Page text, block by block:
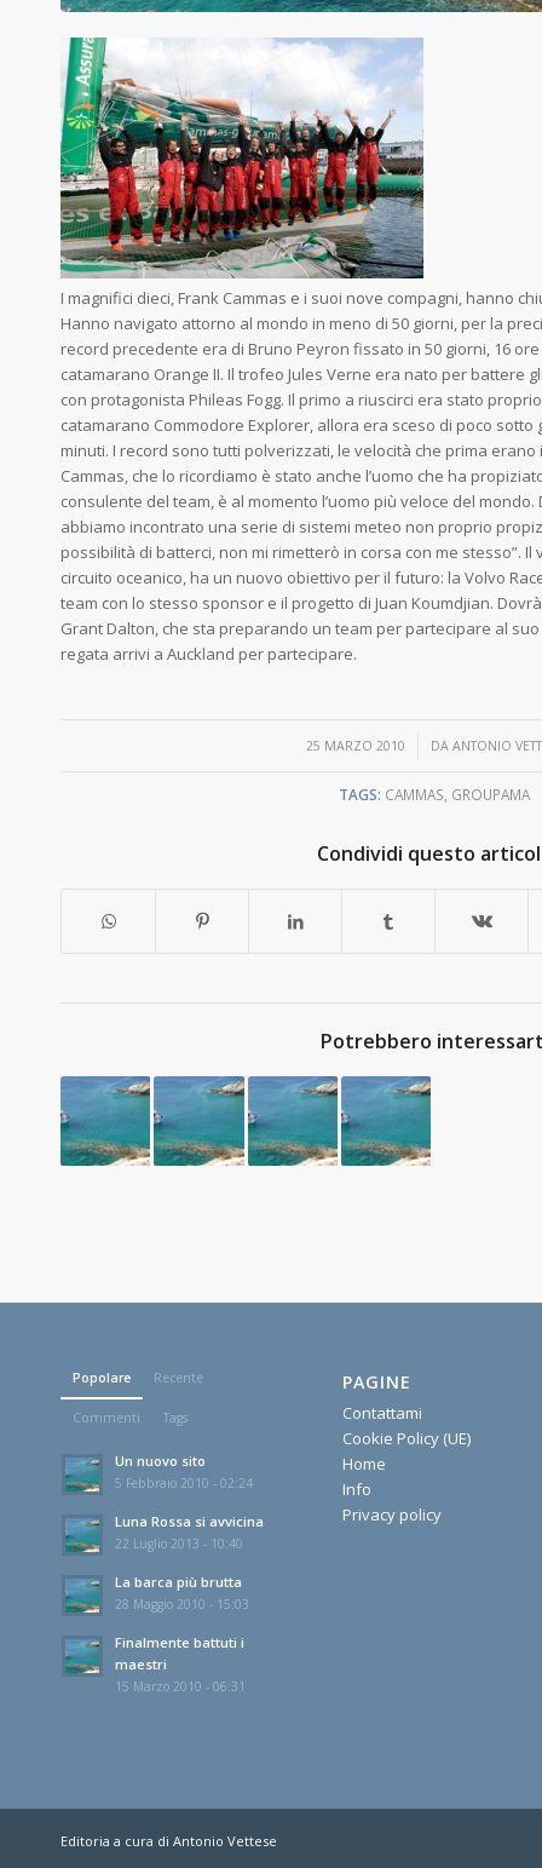
I magnifici dieci, Frank Cammas e i suoi nove compagni, hanno
Hanno navigato attorno al mondo in meno di 50 giorni, per la
record precedente era di Bruno Peyron fissato in 50 giorni, 16
catamarano Orange II. Il trofeo Jules Verne era nato per battere
con protagonista Phileas Fogg. Il primo a riuscirci era stato
catamarano Commodore Explorer, allora era sceso di poco sotto
minuti. I record sono tutti polverizzati, le velocità che prima
Cammas, che lo ricordiamo è stato anche l’uomo che ha
consulente del team, è al momento l’uomo più veloce del
abbiamo incontrato una serie di sistemi meteo non proprio
possibilità di batterci, non mi rimetterò in corsa con me stesso”.
circuito oceanico, ha un nuovo obiettivo per il futuro: la Volvo
team con lo stesso sponsor e il progetto di Juan Koumdjian.
Grant Dalton, che sta preparando un team per partecipare al
regata arrivi a Auckland per partecipare.
25 MARZO 2010
/ DA ANTONIO
TAGS: CAMMAS GROUPAMA
Condividi questo
Potrebbero
Popolare Recente
Commenti Tags
Un nuovo sito
5 Febbraio 2010 - 02:24
Luna Rossa si avvicina
22 Luglio 2013 - 10:40
La barca più brutta
28 Maggio 2010 - 15:03
Finalmente battuti i
maestri
15 Marzo 2010 - 06:31
PAGINE
Contattami
Cookie Policy (UE)
Home
Info
Privacy policy
Editoria a cura di Antonio Vettese